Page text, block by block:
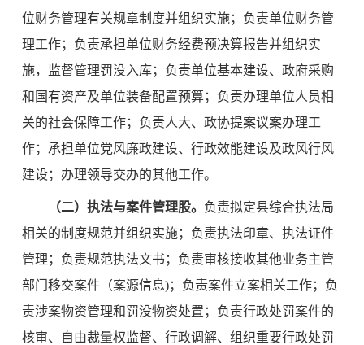
位财务管理有关规章制度并组织实施；负责单位财务管
理工作；负责承担单位财务经费预决算报告并组织实
施，监督管理罚没入库；负责单位基本建设、政府采购
和国有资产及单位装备配置预算；负责办理单位人员相
关的社会保障工作；负责人大、政协提案议案办理工
作；承担单位党风廉政建设、行政效能建设及政风行风
建设；办理领导交办的其他工作。
（二）执法与案件管理股。 负责拟定县综合执法局
相关的制度规范并组织实施；负责执法印章、执法证件
管理；负责规范执法文书；负责审核接收其他业务主管
部门移交案件（案源信息)；负责案件立案相关工作；负
责涉案物资管理和罚没物资处置；负责行政处罚案件的
核审、自由裁量权监督、行政调解、组织重要行政处罚